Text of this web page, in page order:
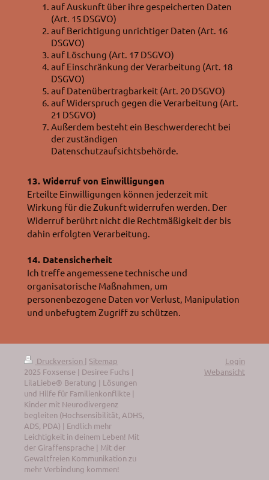
auf Auskunft über ihre gespeicherten Daten
(Art. 15 DSGVO)
auf Berichtigung unrichtiger Daten (Art. 16
DSGVO)
auf Löschung (Art. 17 DSGVO)
auf Einschränkung der Verarbeitung (Art. 18
DSGVO)
auf Datenübertragbarkeit (Art. 20 DSGVO)
auf Widerspruch gegen die Verarbeitung (Art.
21 DSGVO)
Außerdem besteht ein Beschwerderecht bei
der zuständigen
Datenschutzaufsichtsbehörde.
13. Widerruf von Einwilligungen
Erteilte Einwilligungen können jederzeit mit
Wirkung für die Zukunft widerrufen werden. Der
Widerruf berührt nicht die Rechtmäßigkeit der bis
dahin erfolgten Verarbeitung.
14. Datensicherheit
Ich treffe angemessene technische und
organisatorische Maßnahmen, um
personenbezogene Daten vor Verlust, Manipulation
und unbefugtem Zugriff zu schützen.
Druckversion | Sitemap
2025 Foxsense | Desiree Fuchs |
LilaLiebe® Beratung | Lösungen
und Hilfe für Familienkonflikte |
Kinder mit Neurodivergenz
begleiten (Hochsensibilität, ADHS,
ADS, PDA) | Endlich mehr
Leichtigkeit in deinem Leben! Mit
der Giraffensprache | Mit der
Gewaltfreien Kommunikation zu
mehr Verbindung kommen!
Login
Webansicht